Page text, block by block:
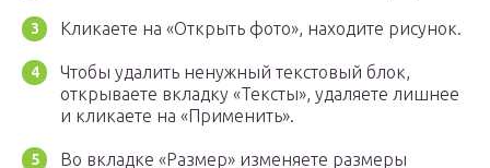
Кликаете на «Открыть фото», находите рисунок.
Чтобы удалить ненужный текстовый блок,
открываете вкладку «Тексты», удаляете лишнее
и кликаете на «Применить».
Во вкладке «Размер» изменяете размеры